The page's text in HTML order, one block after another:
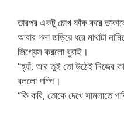
তারপর একটু চোখ ফাঁক করে
আবার গলা জড়িয়ে ধরে মাথাটা
জিগ্যেস করলো বুবাই।
“হ্যাঁ, আর তুই তো উঠেই নিজের
বললো পম্পি।
“কি করি, তোকে দেখে সামলাতে